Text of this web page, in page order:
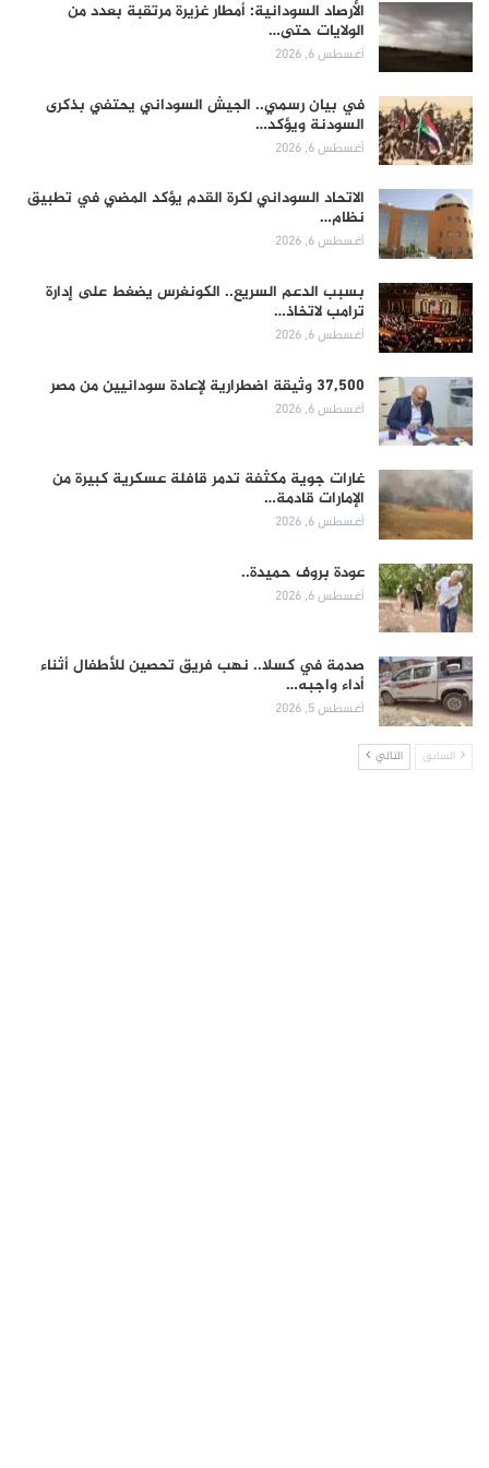
الأرصاد السودانية: أمطار غزيرة مرتقبة بعدد من
الولايات حتى…
أغسطس 6, 2026
في بيان رسمي.. الجيش السوداني يحتفي بذكرى
السودنة ويؤكد…
أغسطس 6, 2026
الاتحاد السوداني لكرة القدم يؤكد المضي في تطبيق
نظام…
أغسطس 6, 2026
بسبب الدعم السريع.. الكونغرس يضغط على إدارة
ترامب لاتخاذ…
أغسطس 6, 2026
37,500 وثيقة اضطرارية لإعادة سودانيين من مصر
أغسطس 6, 2026
غارات جوية مكثفة تدمر قافلة عسكرية كبيرة من
الإمارات قادمة…
أغسطس 6, 2026
عودة بروف حميدة..
أغسطس 6, 2026
صدمة في كسلا.. نهب فريق تحصين للأطفال أثناء
أداء واجبه…
أغسطس 5, 2026
السابق التالي